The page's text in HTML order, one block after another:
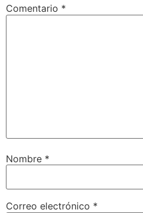
Comentario *
Nombre *
Correo electrónico *